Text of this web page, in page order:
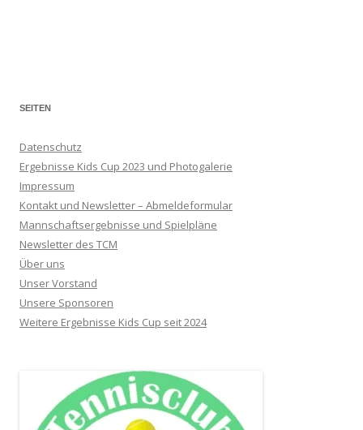
SEITEN
Datenschutz
Ergebnisse Kids Cup 2023 und Photogalerie
Impressum
Kontakt und Newsletter – Abmeldeformular
Mannschaftsergebnisse und Spielpläne
Newsletter des TCM
Über uns
Unser Vorstand
Unsere Sponsoren
Weitere Ergebnisse Kids Cup seit 2024